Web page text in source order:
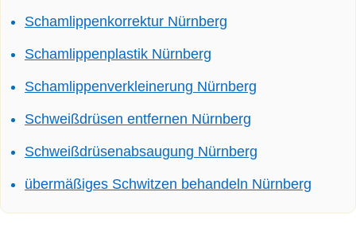
Schamlippenkorrektur Nürnberg
Schamlippenplastik Nürnberg
Schamlippenverkleinerung Nürnberg
Schweißdrüsen entfernen Nürnberg
Schweißdrüsenabsaugung Nürnberg
übermäßiges Schwitzen behandeln Nürnberg